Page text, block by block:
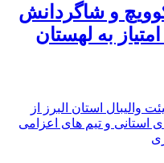
و شاگردانش
به لهستان